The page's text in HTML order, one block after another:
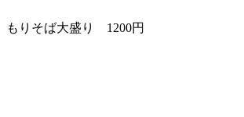
もりそば大盛り 1200円